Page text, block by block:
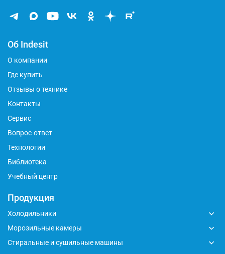
Об Indesit
О компании
Где купить
Отзывы о технике
Контакты
Сервис
Вопрос-ответ
Технологии
Библиотека
Учебный центр
Продукция
Холодильники
Морозильные камеры
Стиральные и сушильные машины